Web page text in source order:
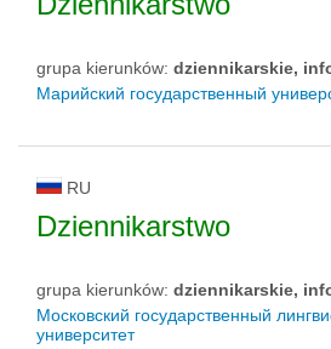
grupa kierunków: dziennikarskie,
Марийский государственный
RU
Dziennikarstwo
grupa kierunków: dziennikarskie,
Московский государственный
университет